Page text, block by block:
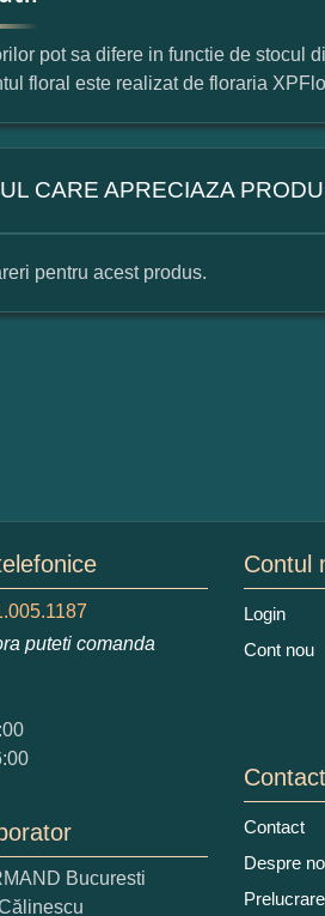
pot sa difere in functie de stocul
floral este realizat de floraria
CARE APRECIAZA
bun
numarul din imagine:
pentru acest produs.
puteti comanda
Bucuresti
Contul
Login
Cont nou
Contact
Contact
Despre